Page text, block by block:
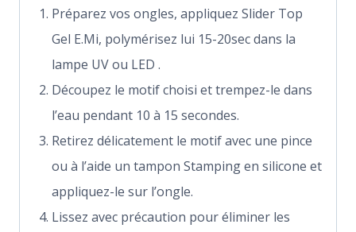
Préparez vos ongles, appliquez Slider Top
Gel E.Mi, polymérisez lui 15-20sec dans la
lampe UV ou LED .
Découpez le motif choisi et trempez-le dans
l’eau pendant 10 à 15 secondes.
Retirez délicatement le motif avec une pince
ou à l’aide un tampon Stamping en silicone et
appliquez-le sur l’ongle.
Lissez avec précaution pour éliminer les